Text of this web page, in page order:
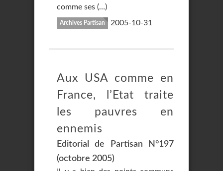
comme ses (…)
Archives Partisan 2005-10-31
Aux USA comme en
France, l’Etat traite
les pauvres en
ennemis
Editorial de Partisan N°197
(octobre 2005)